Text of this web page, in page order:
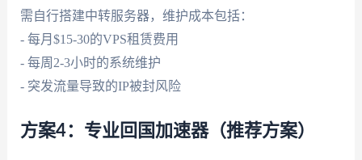
需自行搭建中转服务器，维护成本包括：
- 每月$15-30的VPS租赁费用
- 每周2-3小时的系统维护
- 突发流量导致的IP被封风险
方案4：专业回国加速器（推荐方案）